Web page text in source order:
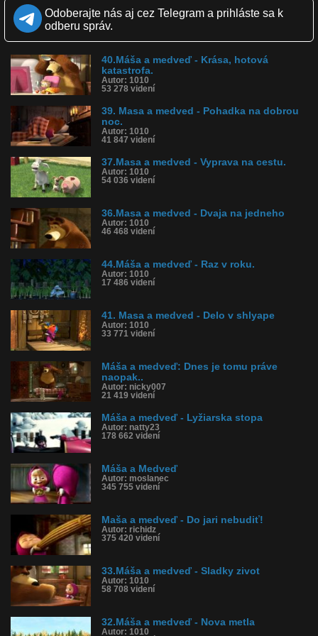
Zverejnené: 27.12.2013 19:44
Páči sa: 75% (8 hlasov)
Obľúbené: 2
Komentárov: 1
Kategória: animované
Tagy: masa, medved ruska, rozpravka
História sledovanosti videa:
Odoberajte nás aj cez Telegram a prihláste sa k
odberu správ.
40.Máša a medveď - Krása, hotová
katastrofa.
Autor: 1010
53 278 videní
39. Masa a medved - Pohadka na dobrou
noc.
Autor: 1010
41 847 videní
37.Masa a medved - Vyprava na cestu.
Autor: 1010
54 036 videní
36.Masa a medved - Dvaja na jedneho
Autor: 1010
46 468 videní
44.Máša a medveď - Raz v roku.
Autor: 1010
17 486 videní
41. Masa a medved - Delo v shlyape
Autor: 1010
33 771 videní
Máša a medveď: Dnes je tomu práve
naopak..
Autor: nicky007
21 419 videní
Máša a medveď - Lyžiarska stopa
Autor: natty23
178 662 videní
Máša a Medveď
Autor: moslanec
345 755 videní
Maša a medveď - Do jari nebudiť!
Autor: richidz
375 420 videní
33.Máša a medveď - Sladky zivot
Autor: 1010
58 708 videní
32.Máša a medveď - Nova metla
Autor: 1010